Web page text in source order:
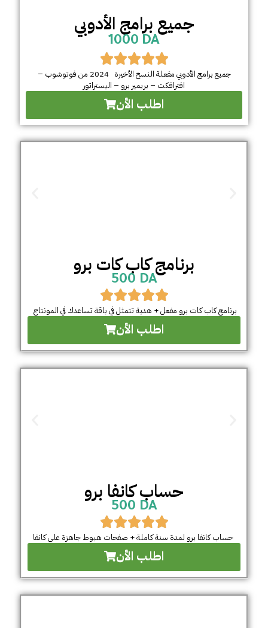
جميع برامج الأدوبي
1000 DA
جميع برامج الأدوبي مفعلة النسخ الأخيرة 2024 من فوتوشوب –
افترافكت – بريمير برو – اليستراتور
اطلب الأن
برنامج كاب كات برو
500 DA
برنامج كاب كات برو مفعل + هدية تتمثل في باقة تساعدك في المونتاج
اطلب الأن
حساب كانفا برو
500 DA
اطلب الأن